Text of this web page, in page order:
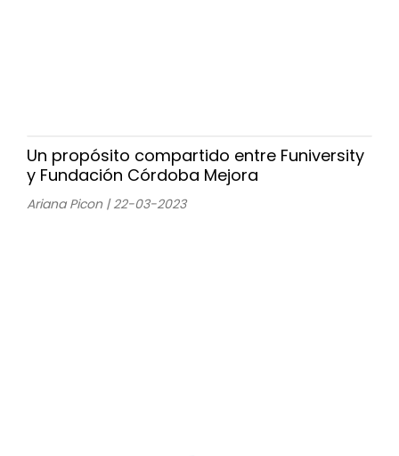
Un propósito compartido entre Funiversity
y Fundación Córdoba Mejora
Ariana Picon | 22-03-2023